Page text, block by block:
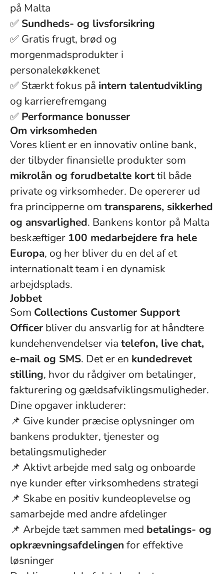
på Malta
✅ Sundheds- og livsforsikring
✅ Gratis frugt, brød og
morgenmadsprodukter i
personalekøkkenet
✅ Stærkt fokus på intern talentudvikling
og karrierefremgang
✅ Performance bonusser
Om virksomheden
Vores klient er en innovativ online bank,
der tilbyder finansielle produkter som
mikrolån og forudbetalte korttil både
private og virksomheder. De opererer ud
fra principperne om transparens, sikkerhed
og ansvarlighed. Bankens kontor på Malta
beskæftiger 100 medarbejdere fra hele
Europa, og her bliver du en del af et
internationalt team i en dynamisk
arbejdsplads.
Jobbet
Som Collections Customer Support
Officerbliver du ansvarlig for at håndtere
kundehenvendelser via telefon, live chat,
e-mail og SMS. Det er en kundedrevet
stilling, hvor du rådgiver om betalinger,
fakturering og gældsafviklingsmuligheder.
Dine opgaver inkluderer:
📌 Give kunder præcise oplysninger om
bankens produkter, tjenester og
betalingsmuligheder
📌 Aktivt arbejde med salg og onboarde
nye kunder efter virksomhedens strategi
📌 Skabe en positiv kundeoplevelse og
samarbejde med andre afdelinger
📌 Arbejde tæt sammen med betalings- og
opkrævningsafdelingen for effektive
løsninger